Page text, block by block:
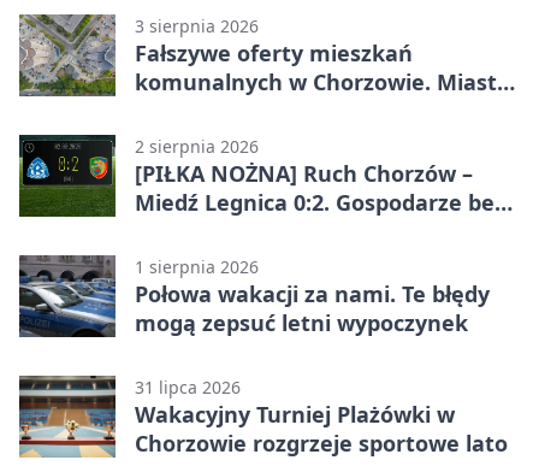
3 sierpnia 2026
Fałszywe oferty mieszkań
komunalnych w Chorzowie. Miasto
2 sierpnia 2026
[PIŁKA NOŻNA] Ruch Chorzów –
Miedź Legnica 0:2. Gospodarze bez
1 sierpnia 2026
Połowa wakacji za nami. Te błędy
mogą zepsuć letni wypoczynek
31 lipca 2026
Wakacyjny Turniej Plażówki w
Chorzowie rozgrzeje sportowe lato